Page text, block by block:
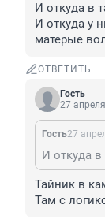
И откуда в
И откуда у
матерые
ОТВЕТИТЬ
Гость
27
Гость27
Тайник в
Там с